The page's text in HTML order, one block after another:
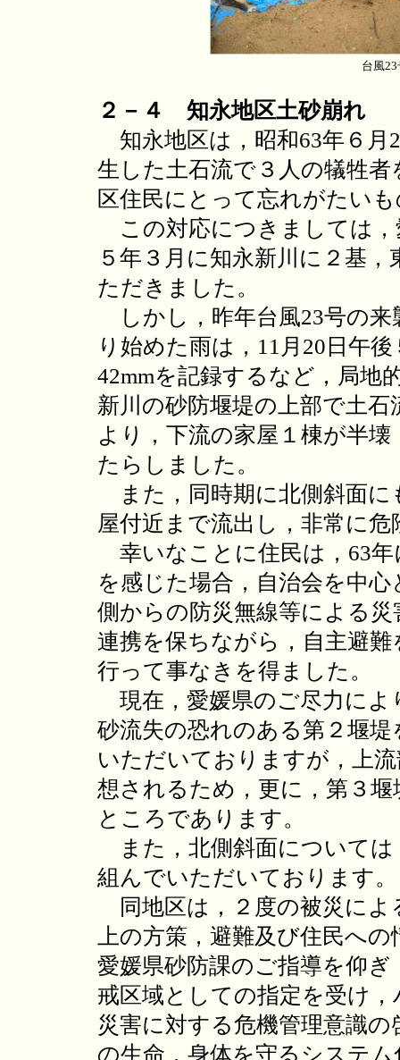
台風
２－４ 知永地区土砂崩れ
知永地区は，昭和63年６月
生した土石流で３人の犠牲
区住民にとって忘れがたい
この対応につきましては，
５年３月に知永新川に２基
ただきました。
しかし，昨年台風23号の来
り始めた雨は，11月20日午
42mmを記録するなど，局地
新川の砂防堰堤の上部で土
より，下流の家屋１棟が半
たらしました。
また，同時期に北側斜面に
屋付近まで流出し，非常に
幸いなことに住民は，63年
を感じた場合，自治会を中
側からの防災無線等による
連携を保ちながら，自主避
行って事なきを得ました。
現在，愛媛県のご尽力によ
砂流失の恐れのある第２堰
いただいておりますが，上
想されるため，更に，第３
ところであります。
また，北側斜面については
組んでいただいております。
同地区は，２度の被災によ
上の方策，避難及び住民へ
愛媛県砂防課のご指導を仰
戒区域としての指定を受け
災害に対する危機管理意識
の生命，身体を守るシステ